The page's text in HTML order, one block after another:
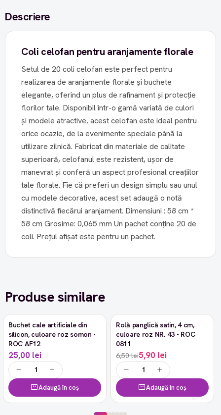
Descriere
Coli celofan pentru aranjamente florale
Setul de 20 coli celofan este perfect pentru
realizarea de aranjamente florale și buchete
elegante, oferind un plus de rafinament și protecție
florilor tale. Disponibil într-o gamă variată de culori
și modele atractive, acest celofan este ideal pentru
orice ocazie, de la evenimente speciale până la
utilizare zilnică. Fabricat din materiale de calitate
superioară, celofanul este rezistent, ușor de
manevrat și conferă un aspect profesional creațiilor
tale florale. Fie că preferi un design simplu sau unul
cu modele decorative, acest set adaugă o notă
distinctivă fiecărui aranjament. Dimensiuni : 58 cm *
58 cm Grosime: 0,065 mm Un pachet conține 20 de
coli. Prețul afișat este pentru un pachet.
Produse similare
Buchet cale artificiale din
silicon, culoare roz somon -
ROC AF12
25,00 lei
Adaugă în coș
-9%
Rolă panglică satin, 4 cm,
culoare roz NR. 43 - ROC
0811
6,50 lei5,90 lei
Adaugă în coș